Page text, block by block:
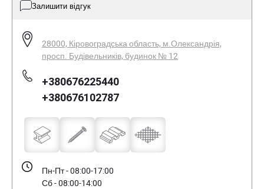
Залишити відгук
28000, Кіровоградська область, м.Олександрія,
просп. Будівельників, будинок № 12
+380676225440
+380676102787
Пн-Пт - 08:00-17:00
Сб - 08:00-14:00